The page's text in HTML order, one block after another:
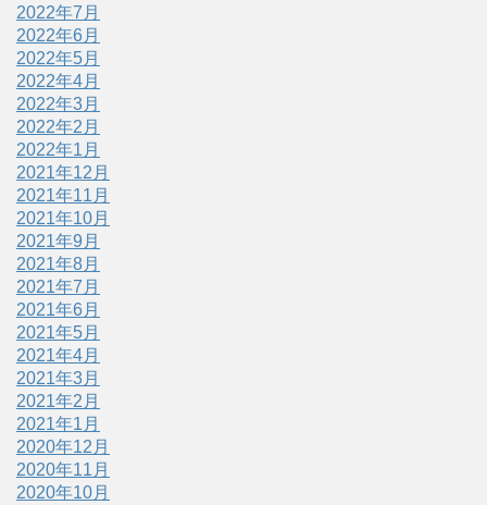
2022年7月
2022年6月
2022年5月
2022年4月
2022年3月
2022年2月
2022年1月
2021年12月
2021年11月
2021年10月
2021年9月
2021年8月
2021年7月
2021年6月
2021年5月
2021年4月
2021年3月
2021年2月
2021年1月
2020年12月
2020年11月
2020年10月